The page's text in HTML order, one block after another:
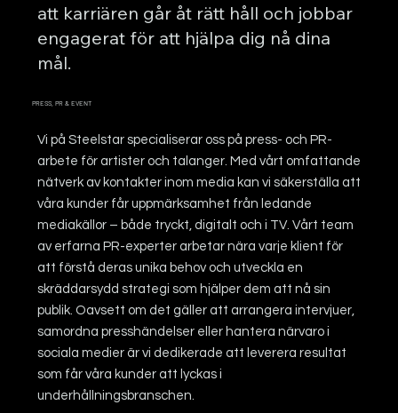
att karriären går åt rätt håll och jobbar
engagerat för att hjälpa dig nå dina
mål.
Vi på Steelstar specialiserar oss på press- och PR-
arbete för artister och talanger. Med vårt omfattande
nätverk av kontakter inom media kan vi säkerställa att
våra kunder får uppmärksamhet från ledande
mediakällor – både tryckt, digitalt och i TV. Vårt team
av erfarna PR-experter arbetar nära varje klient för
att förstå deras unika behov och utveckla en
skräddarsydd strategi som hjälper dem att nå sin
publik. Oavsett om det gäller att arrangera intervjuer,
samordna presshändelser eller hantera närvaro i
sociala medier är vi dedikerade att leverera resultat
som får våra kunder att lyckas i
underhållningsbranschen.
PRESS, PR & EVENT